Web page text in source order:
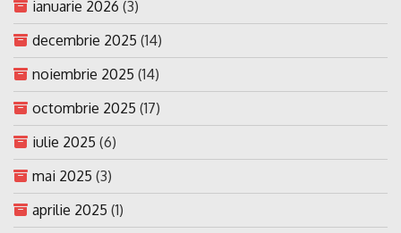
ianuarie 2026 (3)
decembrie 2025 (14)
noiembrie 2025 (14)
octombrie 2025 (17)
iulie 2025 (6)
mai 2025 (3)
aprilie 2025 (1)